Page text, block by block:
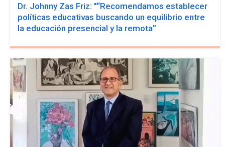
Dr. Johnny Zas Friz: "“Recomendamos establecer
políticas educativas buscando un equilibrio entre
la educación presencial y la remota”